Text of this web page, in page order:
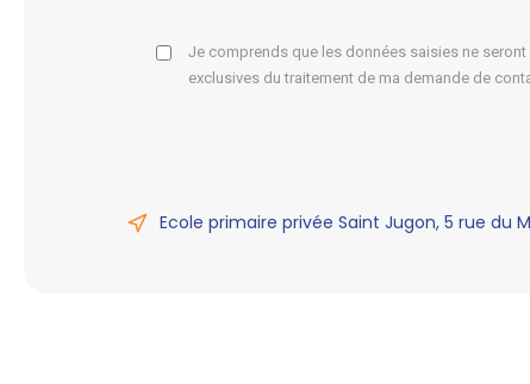
Je comprends que les données saisies ne
exclusives du traitement de ma demande de
Ecole primaire privée Saint Jugon, 5 rue du